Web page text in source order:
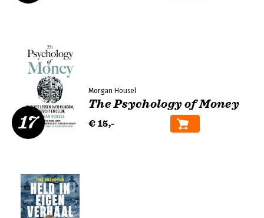
17
Morgan Housel
The Psychology of Money
€ 15,-